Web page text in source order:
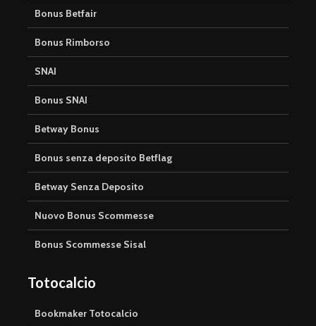
Bonus Betfair
Bonus Rimborso
SNAI
Bonus SNAI
Betway Bonus
Bonus senza deposito Betflag
Betway Senza Deposito
Nuovo Bonus Scommesse
Bonus Scommesse Sisal
Totocalcio
Bookmaker Totocalcio